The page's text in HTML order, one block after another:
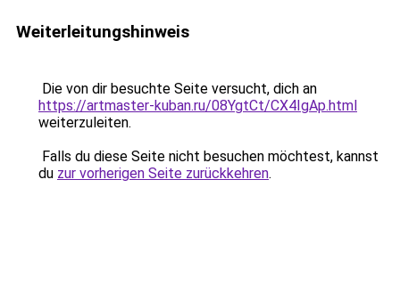
Weiterleitungshinweis
Die von dir besuchte Seite versucht, dich an
https://artmaster-kuban.ru/08YgtCt/CX4IgAp.html
weiterzuleiten.
Falls du diese Seite nicht besuchen möchtest, kannst
du zur vorherigen Seite zurückkehren.